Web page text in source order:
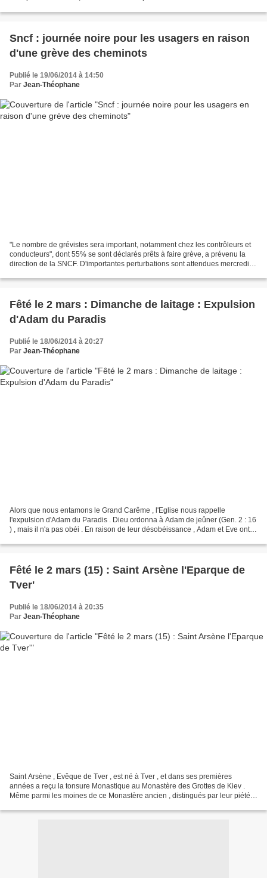
Sncf : journée noire pour les usagers en raison
d'une grève des cheminots
Publié le 19/06/2014 à 14:50
Par Jean-Théophane
"Le nombre de grévistes sera important, notamment chez les contrôleurs et
conducteurs", dont 55% se sont déclarés prêts à faire grève, a prévenu la
direction de la SNCF. D'importantes perturbations sont attendues mercredi
Fêté le 2 mars : Dimanche de laitage : Expulsion
d'Adam du Paradis
Publié le 18/06/2014 à 20:27
Par Jean-Théophane
Alors que nous entamons le Grand Carême , l'Eglise nous rappelle
l'expulsion d'Adam du Paradis . Dieu ordonna à Adam de jeûner (Gen. 2 : 16
) , mais il n'a pas obéi . En raison de leur désobéissance , Adam et Eve ont
Fêté le 2 mars (15) : Saint Arsène l'Eparque de
Tver'
Publié le 18/06/2014 à 20:35
Par Jean-Théophane
Saint Arsène , Evêque de Tver , est né à Tver , et dans ses premières
années a reçu la tonsure Monastique au Monastère des Grottes de Kiev .
Même parmi les moines de ce Monastère ancien , distingués par leur piété ,